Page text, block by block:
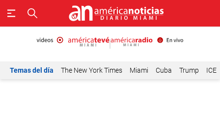
Temas del día The New York Times Miami Cuba Trump ICE